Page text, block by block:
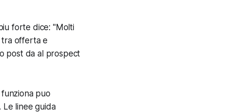
forte dice: "Molti
tra offerta e
post da al prospect
puo
Le linee guida